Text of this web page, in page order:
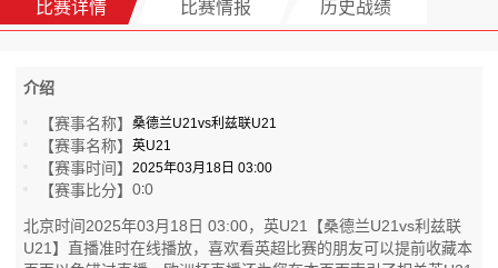
比赛详情 比赛情报 历史战绩
介绍
【赛事名称】桑德兰U21vs利兹联U21
【赛事名称】英U21
【赛事时间】2025年03月18日 03:00
【赛事比分】0:0
北京时间2025年03月18日 03:00，英U21【桑德兰U21vs利兹联
U21】直播准时在线播放，喜欢看英超比赛的朋友可以提前收藏本